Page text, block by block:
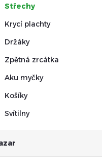
Střechy
Krycí plachty
Držáky
Zpětná zrcátka
Aku myčky
Košíky
Svítilny